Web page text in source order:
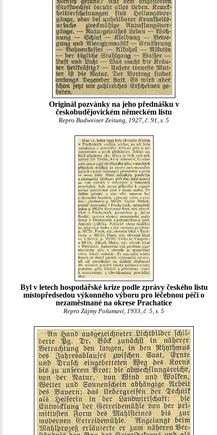
Originál pozvánky na jeho přednášku v
českobudějovickém německém listu
Repro Budweiser Zeitung, 1927, č. 91, s. 5
Byl v letech hospodářské krize podle zprávy českého listu
místopředsedou výkonného výboru pro léčebnou péči o
nezaměstnané na okrese Prachatice
Repro Zájmy Pošumaví, 1933, č. 5, s. 5